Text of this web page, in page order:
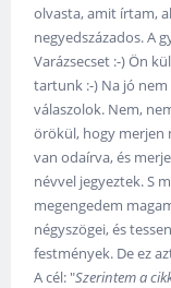
olvasta, amit írtam,
negyedszázados. A
Varázsecset :-) Ön
tartunk :-) Na jó nem
válaszolok. Nem,
örökül, hogy merjen
van odaírva, és
névvel jegyeztek. S
megengedem
négyszögei, és
festmények. De ez
A cél: "Szerintem a